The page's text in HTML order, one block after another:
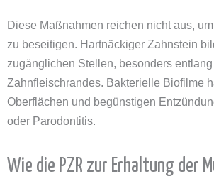
Diese Maßnahmen reichen nicht aus,
zu beseitigen. Hartnäckiger Zahnstein
zugänglichen Stellen, besonders
Zahnfleischrandes. Bakterielle Biofilme
Oberflächen und begünstigen
oder Parodontitis.
Wie die PZR zur Erhaltung der